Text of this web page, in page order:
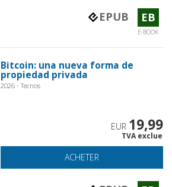
EPUB EB
E-BOOK
Bitcoin: una nueva forma de
propiedad privada
2026 - Tecnos
EUR 19,99
TVA exclue
ACHETER